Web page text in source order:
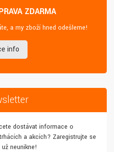
ZDARMA
a my zboží hned odešleme!
info
dostávat informace o
a akcích? Zaregistrujte se
neunikne!